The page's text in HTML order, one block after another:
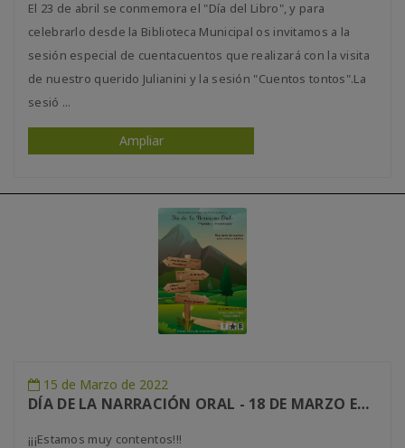
El 23 de abril se conmemora el "Día del Libro", y para
celebrarlo desde la Biblioteca Municipal os invitamos a la
sesión especial de cuentacuentos que realizará con la visita
de nuestro querido Julianini y la sesión "Cuentos tontos".La
sesió ...
Ampliar
15 de Marzo de 2022
DÍA DE LA NARRACIÓN ORAL - 18 DE MARZO EN LA BIBLIOTECA MUNICIPAL
¡¡¡Estamos muy contentos!!!